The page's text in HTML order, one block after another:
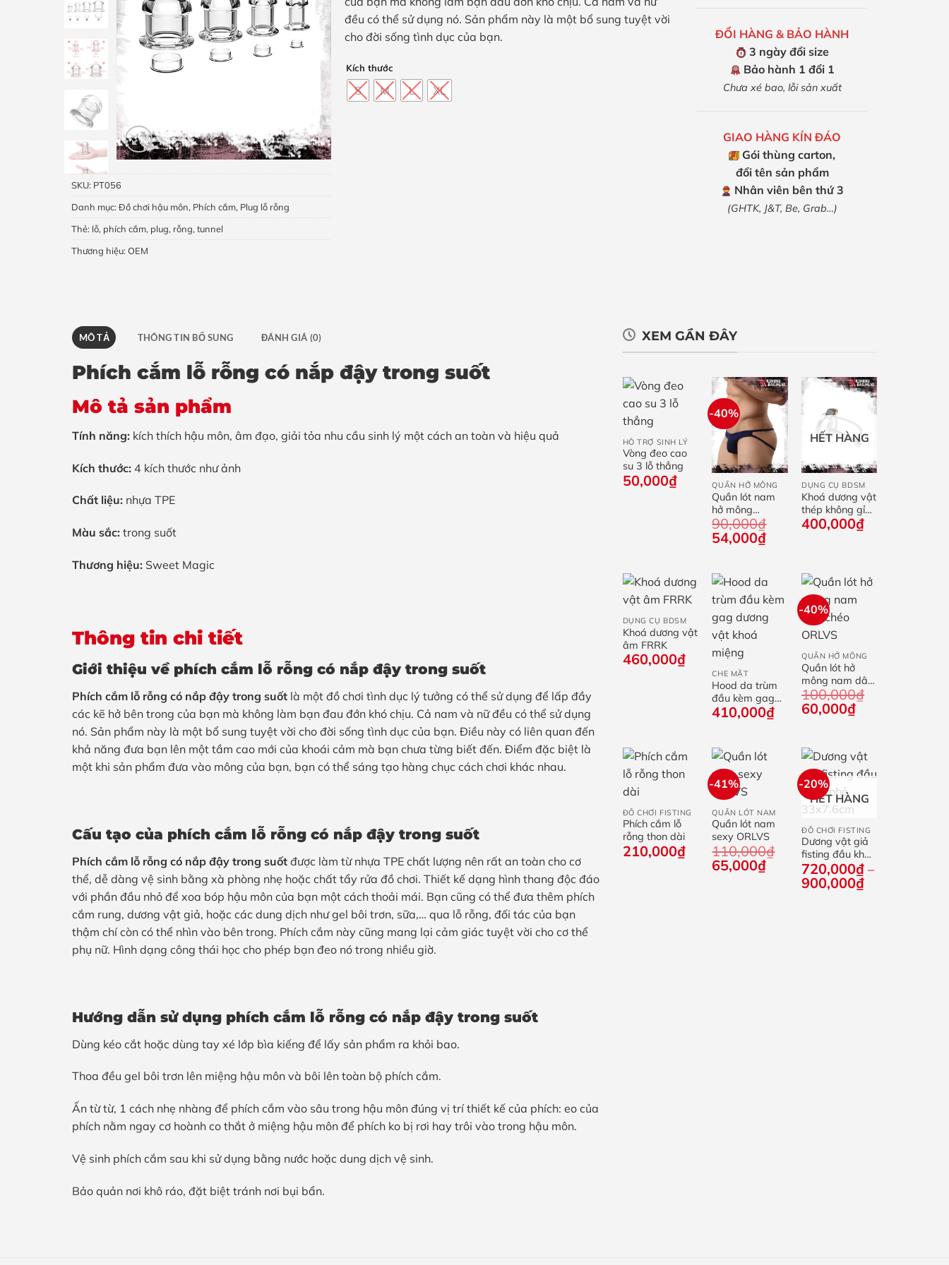
SKU: PT056
Danh mục: Đồ chơi hậu môn, Phích cắm, Plug lỗ rỗng
Thẻ: lỗ, phích cắm, plug, rỗng, tunnel
Thương hiệu: OEM
đều có thể sử dụng nó. Sản phẩm này là một bổ sung tuyệt vời
cho đời sống tình dục của bạn.
Kích thước
S M L XL
ĐỔI HÀNG & BẢO HÀNH
3 ngày đổi size
Bảo hành 1 đổi 1
Chưa xé bao, lỗi sản xuất
GIAO HÀNG KÍN ĐÁO
Gói thùng carton,
đổi tên sản phẩm
Nhân viên bên thứ 3
(GHTK, J&T, Be, Grab…)
MÔ TẢ THÔNG TIN BỔ SUNG ĐÁNH GIÁ (0)
Phích cắm lỗ rỗng có nắp đậy trong suốt
Mô tả sản phẩm
Tính năng: kích thích hậu môn, âm đạo, giải tỏa nhu cầu sinh lý một cách an toàn và hiệu quả
Kích thước: 4 kích thước như ảnh
Chất liệu: nhựa TPE
Màu sắc: trong suốt
Thương hiệu: Sweet Magic
Thông tin chi tiết
Giới thiệu về phích cắm lỗ rỗng có nắp đậy trong suốt
Phích cắm lỗ rỗng có nắp đậy trong suốt là một đồ chơi tình dục lý tưởng có thể sử dụng để lấp đầy
các kẽ hở bên trong của bạn mà không làm bạn đau đớn khó chịu. Cả nam và nữ đều có thể sử dụng
nó. Sản phẩm này là một bổ sung tuyệt vời cho đời sống tình dục của bạn. Điều này có liên quan đến
khả năng đưa bạn lên một tầm cao mới của khoái cảm mà bạn chưa từng biết đến. Điểm đặc biệt là
một khi sản phẩm đưa vào mông của bạn, bạn có thể sáng tạo hàng chục cách chơi khác nhau.
Cấu tạo của phích cắm lỗ rỗng có nắp đậy trong suốt
Phích cắm lỗ rỗng có nắp đậy trong suốt được làm từ nhựa TPE chất lượng nên rất an toàn cho cơ
thể, dễ dàng vệ sinh bằng xà phòng nhẹ hoặc chất tẩy rửa đồ chơi. Thiết kế dạng hình thang độc đáo
với phần đầu nhỏ để xoa bóp hậu môn của bạn một cách thoải mái. Bạn cũng có thể đưa thêm phích
cắm rung, dương vật giả, hoặc các dung dịch như gel bôi trơn, sữa,… qua lỗ rỗng, đối tác của bạn
thậm chí còn có thể nhìn vào bên trong. Phích cắm này cũng mang lại cảm giác tuyệt vời cho cơ thể
phụ nữ. Hình dạng công thái học cho phép bạn đeo nó trong nhiều giờ.
Hướng dẫn sử dụng phích cắm lỗ rỗng có nắp đậy trong suốt
Dùng kéo cắt hoặc dùng tay xé lớp bìa kiếng để lấy sản phẩm ra khỏi bao.
Thoa đều gel bôi trơn lên miệng hậu môn và bôi lên toàn bộ phích cắm.
Ấn từ từ, 1 cách nhẹ nhàng để phích cắm vào sâu trong hậu môn đúng vị trí thiết kế của phích: eo của
phích nằm ngay cơ hoành co thắt ở miệng hậu môn để phích ko bị rơi hay trôi vào trong hậu môn.
Vệ sinh phích cắm sau khi sử dụng bằng nước hoặc dung dịch vệ sinh.
Bảo quản nơi khô ráo, đặt biệt tránh nơi bụi bẩn.
XEM GẦN ĐÂY
HỖ TRỢ SINH LÝ
Vòng đeo cao
su 3 lỗ thẳng
50,000₫
-40%
QUẦN HỞ MÔNG
Quần lót nam
hở mông
ADANNU
90,000₫
Giá
gốc
90,000₫.
54,000₫Giá
54,000₫.
HẾT HÀNG
DỤNG CỤ BDSM
Khoá dương vật
thép không gỉ
A279P
400,000₫
DỤNG CỤ BDSM
Khoá dương vật
âm FRRK
460,000₫
+
CHE MẶT
Hood da trùm
đầu kèm gag
dương vật khoá
miệng
410,000₫
-40%
+
QUẦN HỞ MÔNG
Quần lót hở
mông nam dây
chéo ORLVS
100,000₫
Giá
gốc
100,000₫.
60,000₫Giá
60,000₫.
ĐỒ CHƠI FISTING
Phích cắm lỗ
rỗng thon dài
210,000₫
-41%
+
QUẦN LÓT NAM
Quần lót nam
sexy ORLVS
110,000₫
Giá
gốc
65,000₫Giá
-20%
+
HẾT HÀNG
ĐỒ CHƠI FISTING
Dương vật giả
fisting đầu khấc
nhỏ 33×7.6cm
720,000₫ –
900,000₫Khoảng